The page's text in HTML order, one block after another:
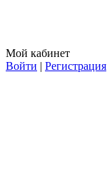
Мой кабинет
Войти | Регистрация